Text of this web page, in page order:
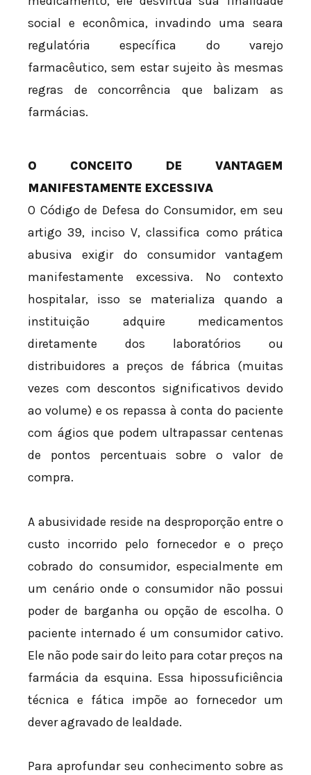
social e econômica, invadindo uma seara
regulatória específica do varejo
farmacêutico, sem estar sujeito às mesmas
regras de concorrência que balizam as
farmácias.
O CONCEITO DE VANTAGEM
MANIFESTAMENTE EXCESSIVA
O Código de Defesa do Consumidor, em seu
artigo 39, inciso V, classifica como prática
abusiva exigir do consumidor vantagem
manifestamente excessiva. No contexto
hospitalar, isso se materializa quando a
instituição adquire medicamentos
diretamente dos laboratórios ou
distribuidores a preços de fábrica (muitas
vezes com descontos significativos devido
ao volume) e os repassa à conta do paciente
com ágios que podem ultrapassar centenas
de pontos percentuais sobre o valor de
compra.
A abusividade reside na desproporção entre o
custo incorrido pelo fornecedor e o preço
cobrado do consumidor, especialmente em
um cenário onde o consumidor não possui
poder de barganha ou opção de escolha. O
paciente internado é um consumidor cativo.
Ele não pode sair do leito para cotar preços na
farmácia da esquina. Essa hipossuficiência
técnica e fática impõe ao fornecedor um
dever agravado de lealdade.
Para aprofundar seu conhecimento sobre as